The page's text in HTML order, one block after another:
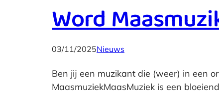
Word
03/11/2025Nieuws
Ben jij een muzikant die (weer) in een
MaasmuziekMaasMuziek is een